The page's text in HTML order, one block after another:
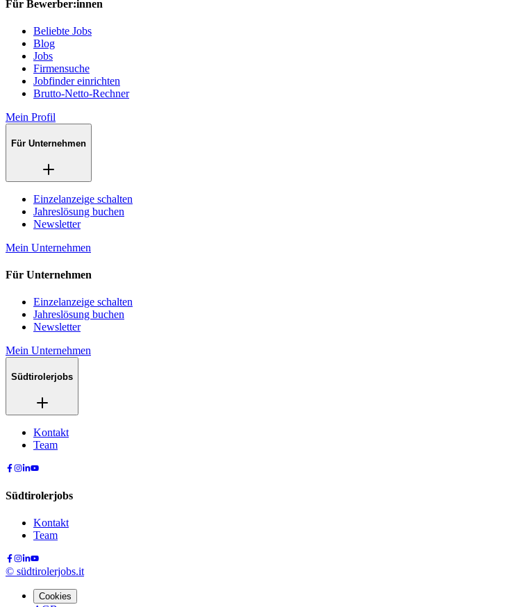
Für Bewerber:innen
Beliebte Jobs
Blog
Jobs
Firmensuche
Jobfinder einrichten
Brutto-Netto-Rechner
Mein Profil
Für Unternehmen
Einzelanzeige schalten
Jahreslösung buchen
Newsletter
Mein Unternehmen
Für Unternehmen
Einzelanzeige schalten
Jahreslösung buchen
Newsletter
Mein Unternehmen
Südtirolerjobs
Kontakt
Team
Südtirolerjobs
Kontakt
Team
© südtirolerjobs.it
Cookies